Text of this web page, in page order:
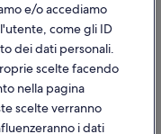
e/o accediamo
come gli ID
dei dati personali.
scelte facendo
nella pagina
scelte verranno
i dati